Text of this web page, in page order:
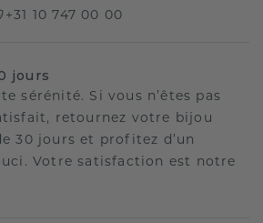
+31 10 747 00 00
jours
sérénité. Si vous n’êtes pas
retournez votre bijou
30 jours et profitez d’un
Votre satisfaction est notre